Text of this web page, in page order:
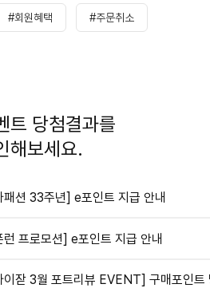
#회원혜택 #주문취소
트 당첨결과를
해보세요.
패션 33주년] e포인트 지급 안내
런 프로모션] e포인트 지급 안내
이잗 3월 포트리뷰 EVENT] 구매포인트